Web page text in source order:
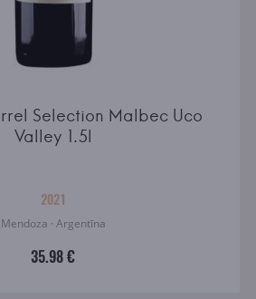
Selection Malbec Uco
Valley 1.5l
2021
Mendoza · Argentīna
35.98 €